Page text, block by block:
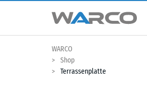
WARCO
Shop
Terrassenplatte